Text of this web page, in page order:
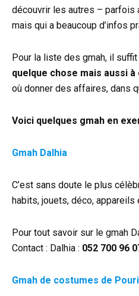
découvrir les autres –
mais qui a beaucoup d’infos
Pour la liste des gmah, il
quelque chose mais aussi
où donner des affaires, dans
Voici quelques gmah en
Gmah Dalhia
C’est sans doute le plus
habits, jouets, déco,
Pour tout savoir sur le gmah
Contact : Dalhia : 052 700 96
Gmah de costumes de